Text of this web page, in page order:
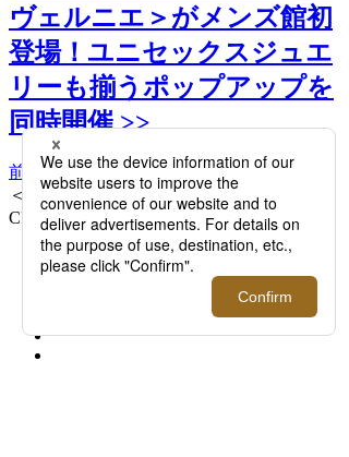
ヴェルニエ＞がメンズ館初
登場！ユニセックスジュエ
リーも揃うポップアップを
同時開催 >>
前へ 次へ
＜イレアナ・マクリ＞CLASSIC GOLD
CROSS 187,000円